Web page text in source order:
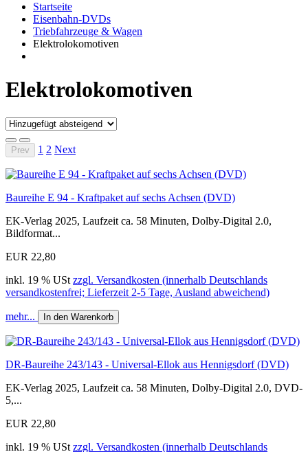
Startseite
Eisenbahn-DVDs
Triebfahrzeuge & Wagen
Elektrolokomotiven
Elektrolokomotiven
Prev 1 2 Next
Baureihe E 94 - Kraftpaket auf sechs Achsen (DVD)
EK-Verlag 2025, Laufzeit ca. 58 Minuten, Dolby-Digital 2.0,
Bildformat...
EUR 22,80
inkl. 19 % USt zzgl. Versandkosten (innerhalb Deutschlands
versandkostenfrei; Lieferzeit 2-5 Tage, Ausland abweichend)
mehr... In den Warenkorb
DR-Baureihe 243/143 - Universal-Ellok aus Hennigsdorf (DVD)
EK-Verlag 2025, Laufzeit ca. 58 Minuten, Dolby-Digital 2.0, DVD-
5,...
EUR 22,80
inkl. 19 % USt zzgl. Versandkosten (innerhalb Deutschlands